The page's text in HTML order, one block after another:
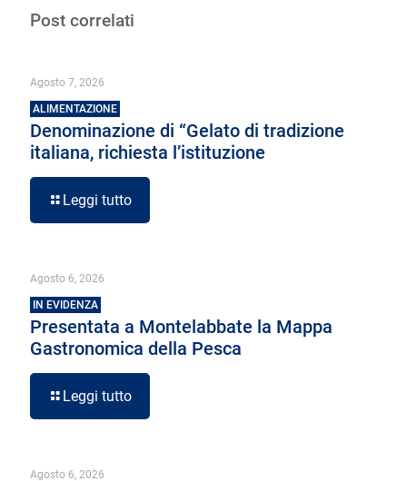
Post correlati
Agosto 7, 2026
ALIMENTAZIONE
Denominazione di “Gelato di tradizione
italiana, richiesta l’istituzione
Leggi tutto
Agosto 6, 2026
IN EVIDENZA
Presentata a Montelabbate la Mappa
Gastronomica della Pesca
Leggi tutto
Agosto 6, 2026